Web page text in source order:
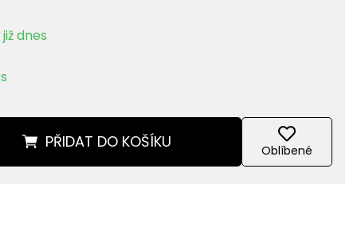
dnes
PŘIDAT DO KOŠÍKU Oblíbené